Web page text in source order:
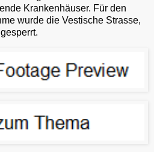
Krankenhäuser. Für den
wurde die Vestische Strasse,